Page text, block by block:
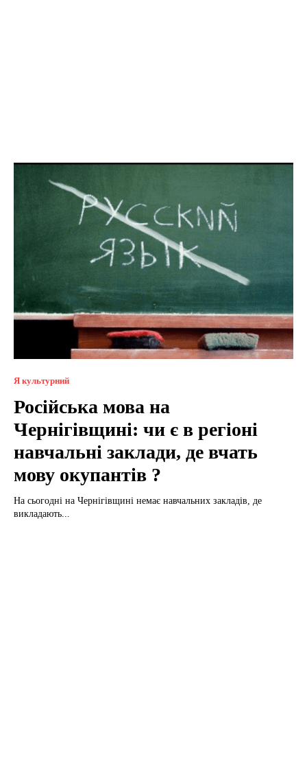
Я культурний
Російська мова на
Чернігівщині: чи є в регіоні
навчальні заклади, де вчать
мову окупантів ?
На сьогодні на Чернігівщині немає навчальних закладів, де
викладають...